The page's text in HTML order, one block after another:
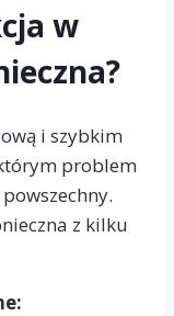
w
i szybkim
problem
z kilku